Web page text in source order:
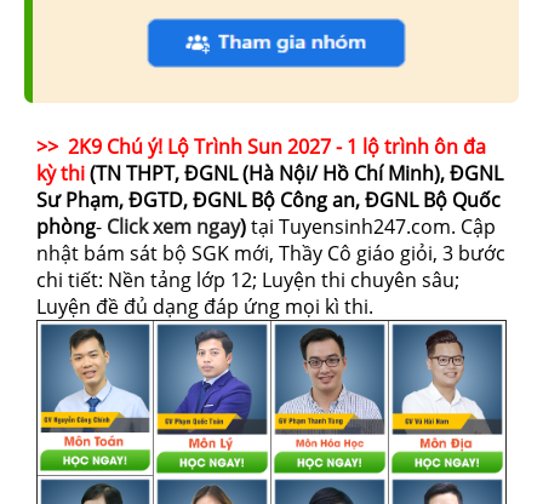
>> 2K9 Chú ý! Lộ Trình Sun 2027 - 1 lộ trình ôn đa
kỳ thi(TN THPT, ĐGNL (Hà Nội/ Hồ Chí Minh), ĐGNL
Sư Phạm, ĐGTD, ĐGNL Bộ Công an, ĐGNL Bộ Quốc
phòng- Click xem ngay)tại Tuyensinh247.com. Cập
nhật bám sát bộ SGK mới, Thầy Cô giáo giỏi, 3 bước
chi tiết: Nền tảng lớp 12; Luyện thi chuyên sâu;
Luyện đề đủ dạng đáp ứng mọi kì thi.